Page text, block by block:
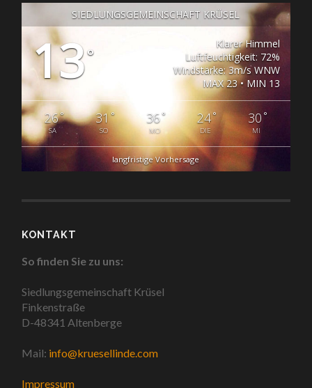
SIEDLUNGSGEMEINSCHAFT KRÜSEL
13°
Klarer Himmel
Luftfeuchtigkeit: 72%
Windstärke: 3m/s WNW
MAX 23 • MIN 13
26°
SA
31°
SO
36°
MO
24°
DIE
30 °
MI
langfristige Vorhersage
KONTAKT
So finden Sie zu uns:
Siedlungsgemeinschaft Krüsel
Finkenstraße
D-48341 Altenberge
Mail: info@kruesellinde.com
Impressum